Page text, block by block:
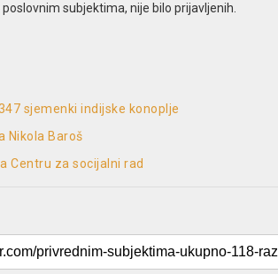
subjektima, nije bilo prijavljenih.
sjemenki indijske konoplje
Nikola Baroš
Centru za socijalni rad